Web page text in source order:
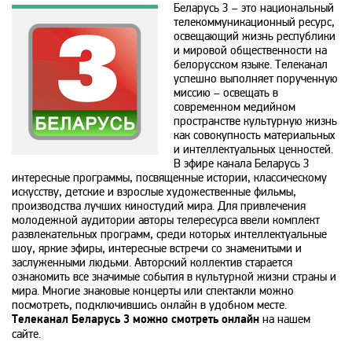
Ani
Animal Planet
BBC World News
Boomerang
Bridge TV
Discovery
Беларусь 3 – это национальный
телекоммуникационный ресурс,
освещающий жизнь республики
и мировой общественности на
белорусском языке. Телеканал
успешно выполняет порученную
миссию – освещать в
современном медийном
пространстве культурную жизнь
как совокупность материальных
и интеллектуальных ценностей.
В эфире канала Беларусь 3
интересные программы, посвященные истории, классическому
искусству, детские и взрослые художественные фильмы,
производства лучших киностудий мира. Для привлечения
молодежной аудитории авторы телересурса ввели комплект
развлекательных программ, среди которых интеллектуальные
шоу, яркие эфиры, интересные встречи со знаменитыми и
заслуженными людьми. Авторский коллектив старается
ознакомить все значимые события в культурной жизни страны и
мира. Многие знаковые концерты или спектакли можно
посмотреть, подключившись онлайн в удобном месте.
Телеканал Беларусь 3 можно смотреть онлайн на нашем
сайте.